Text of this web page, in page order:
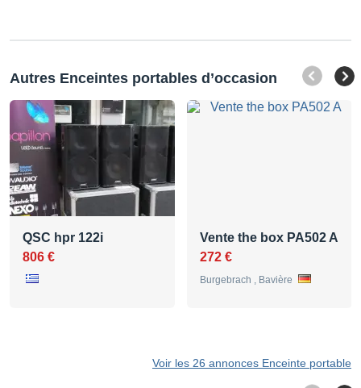
Autres Enceintes portables d’occasion
QSC hpr 122i
806 €
Vente the box PA502 A
272 €
Burgebrach , Bavière
Voir les 26 annonces Enceinte portable